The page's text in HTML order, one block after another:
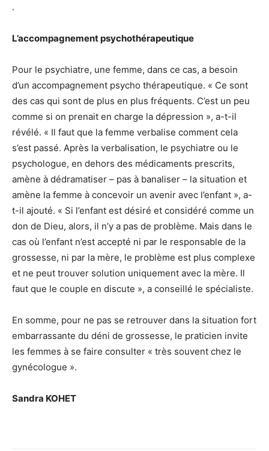
.
L’accompagnement psychothérapeutique
Pour le psychiatre, une femme, dans ce cas, a besoin
d’un accompagnement psycho thérapeutique. « Ce sont
des cas qui sont de plus en plus fréquents. C’est un peu
comme si on prenait en charge la dépression », a-t-il
révélé. « Il faut que la femme verbalise comment cela
s’est passé. Après la verbalisation, le psychiatre ou le
psychologue, en dehors des médicaments prescrits,
amène à dédramatiser – pas à banaliser – la situation et
amène la femme à concevoir un avenir avec l’enfant », a-
t-il ajouté. « Si l’enfant est désiré et considéré comme un
don de Dieu, alors, il n’y a pas de problème. Mais dans le
cas où l’enfant n’est accepté ni par le responsable de la
grossesse, ni par la mère, le problème est plus complexe
et ne peut trouver solution uniquement avec la mère. Il
faut que le couple en discute », a conseillé le spécialiste.
En somme, pour ne pas se retrouver dans la situation fort
embarrassante du déni de grossesse, le praticien invite
les femmes à se faire consulter « très souvent chez le
gynécologue ».
Sandra KOHET